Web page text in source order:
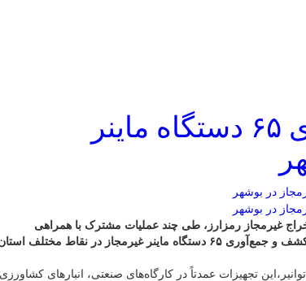
کشف و جمع‌آوری ۶۵ دستگاه ماینر
غیرمجاز رمزارز، طی چند عملیات مشترک با همراهی
دستگاه‌های قضایی و انتظامی، موفق به کشف و جمع‌آوری ۶۵ دستگاه ماینر غیرمجاز در نقاط مختلف
تجهیزات عمدتاً در کارگاه‌های صنعتی، انبارهای کشاورزی